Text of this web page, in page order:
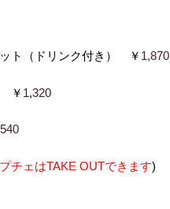
ト（ドリンク付き） ￥ 1,870
￥ 1,320
チェ はTAKE OUTできます)